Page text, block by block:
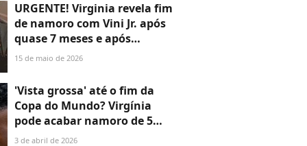
URGENTE! Virginia revela fim
de namoro com Vini Jr. após
quase 7 meses e após
rumores de 'vista grossa':
15 de maio de 2026
'Vista grossa' até o fim da
Copa do Mundo? Virgínia
pode acabar namoro de 5
meses com Vini Jr. após o
3 de abril de 2026